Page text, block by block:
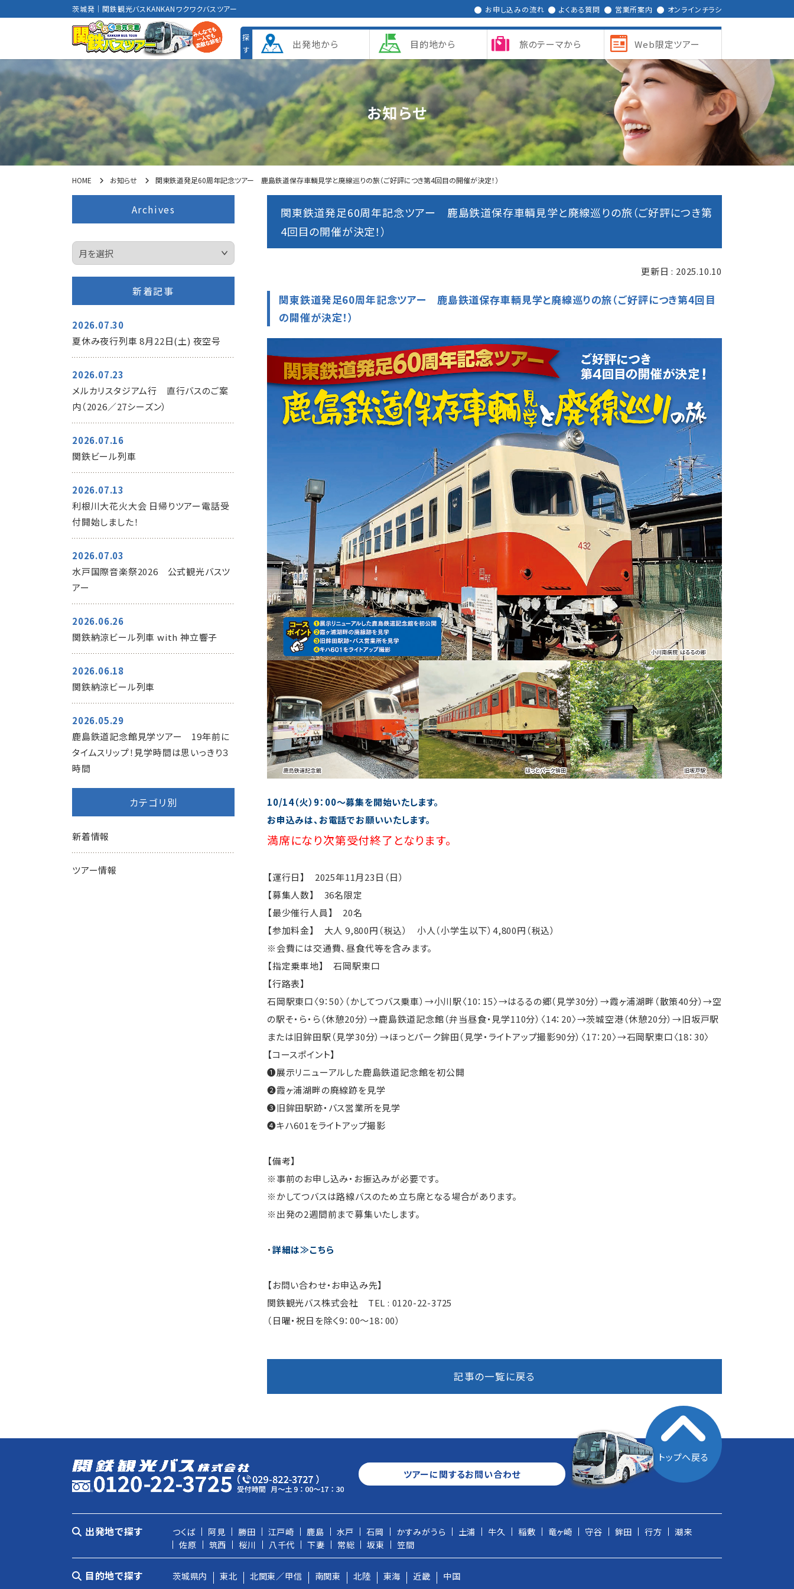
茨城発｜関鉄観光バスKANKANワクワクバスツアー お申し込みの流れ よくある質問 営業所案内 オンラインチラシ
出発地から 目的地から 旅のテーマから Web限定ツアー
お知らせ
HOME お知らせ 関東鉄道発足60周年記念ツアー 鹿島鉄道保存車輌見学と廃線巡りの旅（ご好評につき第4回目の開催が決定！）
関東鉄道発足60周年記念ツアー 鹿島鉄道保存車輌見学と廃線巡りの旅（ご好評につき第
4回目の開催が決定！）
更新日 : 2025.10.10
関東鉄道発足60周年記念ツアー 鹿島鉄道保存車輌見学と廃線巡りの旅（ご好評につき第4回目
の開催が決定！）
10/14（火）9：00～募集を開始いたします。
お申込みは、お電話でお願いいたします。
満席になり次第受付終了となります。
【運行日】 2025年11月23日（日）
【募集人数】 36名限定
【最少催行人員】 20名
【参加料金】 大人 9,800円（税込） 小人（小学生以下）4,800円（税込）
※会費には交通費、昼食代等を含みます。
【指定乗車地】 石岡駅東口
【行路表】
石岡駅東口〈9：50〉（かしてつバス乗車）→小川駅〈10：15〉→はるるの郷（見学30分）→霞ヶ浦湖畔（散策40分）→空
の駅そ・ら・ら（休憩20分）→鹿島鉄道記念館（弁当昼食・見学110分）〈14：20〉→茨城空港（休憩20分）→旧坂戸駅
または旧鉾田駅（見学30分）→ほっとパーク鉾田（見学・ライトアップ撮影90分）〈17：20〉→石岡駅東口〈18：30〉
【コースポイント】
❶展示リニューアルした鹿島鉄道記念館を初公開
❷霞ヶ浦湖畔の廃線跡を見学
❸旧鉾田駅跡・バス営業所を見学
❹キハ601をライトアップ撮影
【備考】
※事前のお申し込み・お振込みが必要です。
※かしてつバスは路線バスのため立ち席となる場合があります。
※出発の2週間前まで募集いたします。
・詳細は≫こちら
【お問い合わせ・お申込み先】
関鉄観光バス株式会社 TEL : 0120-22-3725
（日曜・祝日を除く9：00～18：00）
記事の一覧に戻る
Archives
新着記事
2026.07.30
夏休み夜行列車 8月22日(土) 夜空号
2026.07.23
メルカリスタジアム行 直行バスのご案
内（2026／27シーズン）
2026.07.16
関鉄ビール列車
2026.07.13
利根川大花火大会 日帰りツアー電話受
付開始しました！
2026.07.03
水戸国際音楽祭2026 公式観光バスツ
アー
2026.06.26
関鉄納涼ビール列車 with 神立響子
2026.06.18
関鉄納涼ビール列車
2026.05.29
鹿島鉄道記念館見学ツアー 19年前に
タイムスリップ！見学時間は思いっきり３
時間
カテゴリ別
新着情報
ツアー情報
トップへ戻る
ツアーに関するお問い合わせ
出発地で探す つくば 阿見 勝田 江戸崎 鹿島 水戸 石岡 かすみがうら 土浦 牛久 稲敷 竜ヶ崎 守谷 鉾田 行方
潮来
佐原
筑西 桜川 八千代 下妻 常総 坂東 笠間
目的地で探す 茨城県内 東北 北関東／甲信 南関東 北陸 東海 近畿 中国